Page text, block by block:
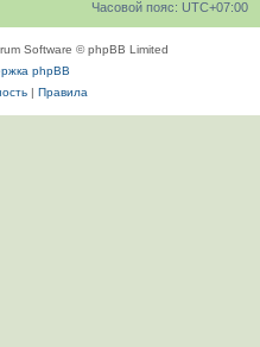
Часовой пояс: UTC+07:00
Software © phpBB Limited
phpBB
| Правила